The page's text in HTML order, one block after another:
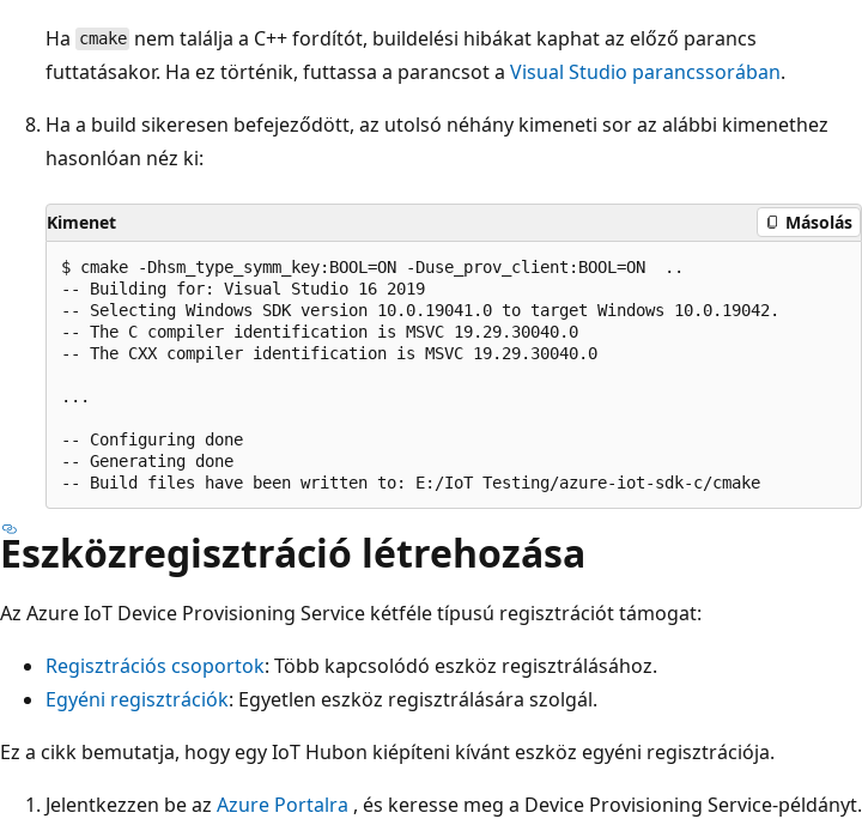
Ha cmake nem találja a C++ fordítót, buildelési hibákat kaphat az előző parancs
futtatásakor. Ha ez történik, futtassa a parancsot a Visual Studio parancssorában.
Ha a build sikeresen befejeződött, az utolsó néhány kimeneti sor az alábbi kimenethez
hasonlóan néz ki:
Kimenet Másolás
$ cmake -Dhsm_type_symm_key:BOOL=ON -Duse_prov_client:BOOL=ON  ..
-- Building for: Visual Studio 16 2019
-- Selecting Windows SDK version 10.0.19041.0 to target Windows 10.0.19042.
-- The C compiler identification is MSVC 19.29.30040.0
-- The CXX compiler identification is MSVC 19.29.30040.0
...
-- Configuring done
-- Generating done
Eszközregisztráció létrehozása
Az Azure IoT Device Provisioning Service kétféle típusú regisztrációt támogat:
Regisztrációs csoportok: Több kapcsolódó eszköz regisztrálásához.
Egyéni regisztrációk: Egyetlen eszköz regisztrálására szolgál.
Ez a cikk bemutatja, hogy egy IoT Hubon kiépíteni kívánt eszköz egyéni regisztrációja.
Jelentkezzen be az Azure Portalra , és keresse meg a Device Provisioning Service-példányt.